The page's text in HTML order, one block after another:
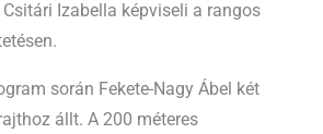
Csitári Izabella képviseli a rangos
során Fekete-Nagy Ábel két
állt. A 200 méteres